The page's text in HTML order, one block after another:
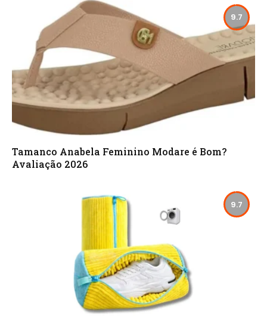
9.7
Tamanco Anabela Feminino Modare é Bom?
Avaliação 2026
9.7